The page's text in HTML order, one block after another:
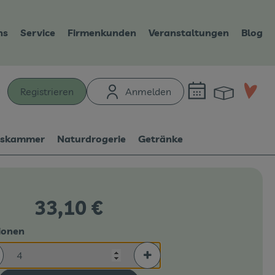
Service Firmenkunden Veranstaltungen Blog
Registrieren Anmelden
Naturdrogerie Getränke
33,10 €
verringern (aktuell 4 Portionen ausgewählt)
Portionen erhöhen (aktuell